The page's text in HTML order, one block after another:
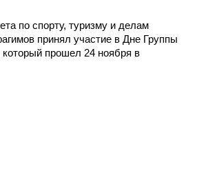
по спорту, туризму и делам
принял участие в Дне Группы
прошел 24 ноября в